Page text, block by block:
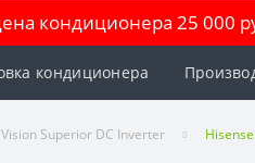
кондиционера 25 000
кондиционера
Superior DC Inverter